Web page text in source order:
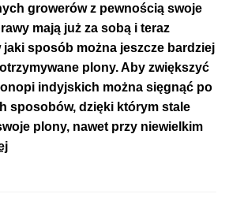
growerów z pewnością swoje
mają już za sobą i teraz
jaki sposób można jeszcze bardziej
plony. Aby zwiększyć
indyjskich można sięgnąć po
sposobów, dzięki którym stale
plony, nawet przy niewielkim
Dziesięć